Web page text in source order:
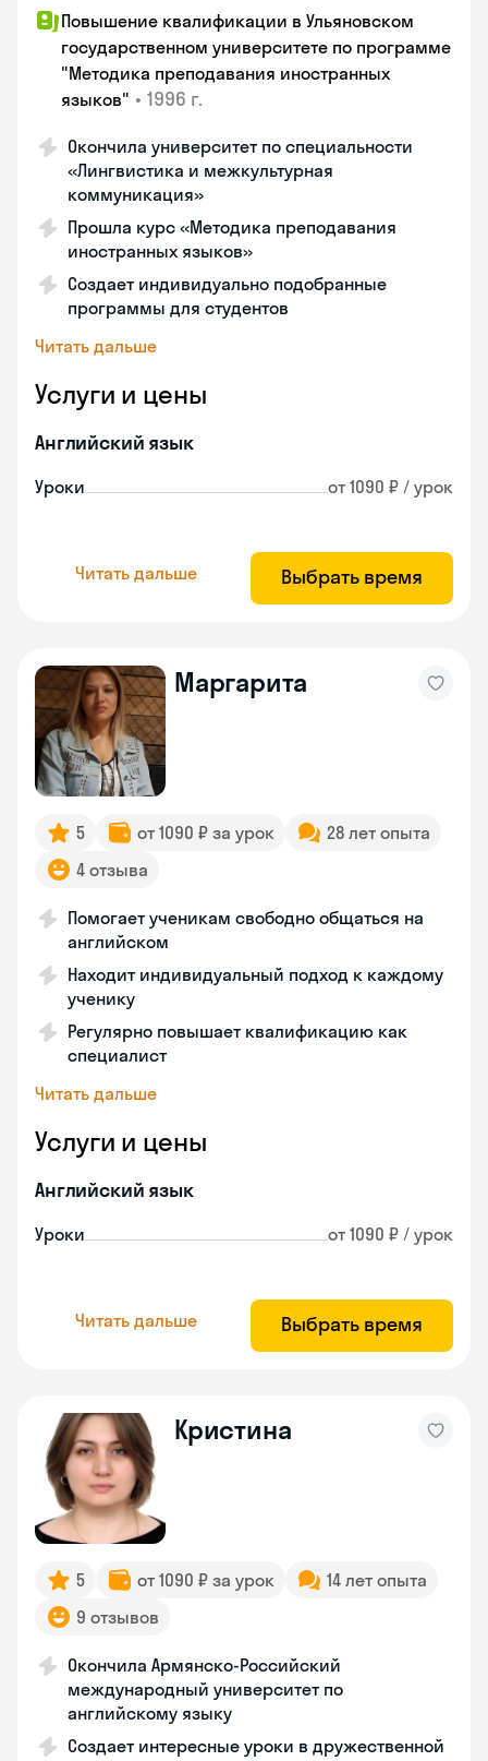
Повышение квалификации в Ульяновском
государственном университете по программе
"Методика преподавания иностранных
языков" • 1996 г.
Окончила университет по специальности
«Лингвистика и межкультурная
коммуникация»
Прошла курс «Методика преподавания
иностранных языков»
Создает индивидуально подобранные
программы для студентов
Читать дальше
Услуги и цены
Английский язык
Уроки от 1090 ₽ / урок
Читать дальше Выбрать время
Маргарита
5 от 1090 ₽ за урок
28 лет опыта
4 отзыва
Помогает ученикам свободно общаться на
английском
Находит индивидуальный подход к каждому
ученику
Регулярно повышает квалификацию как
специалист
Читать дальше
Услуги и цены
Английский язык
Уроки от 1090 ₽ / урок
Читать дальше Выбрать время
Кристина
5 от 1090 ₽ за урок
14 лет опыта
9 отзывов
Окончила Армянско-Российский
международный университет по
английскому языку
Создает интересные уроки в дружественной